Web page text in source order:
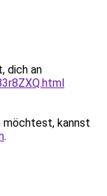
dich an
möchtest, kannst
.